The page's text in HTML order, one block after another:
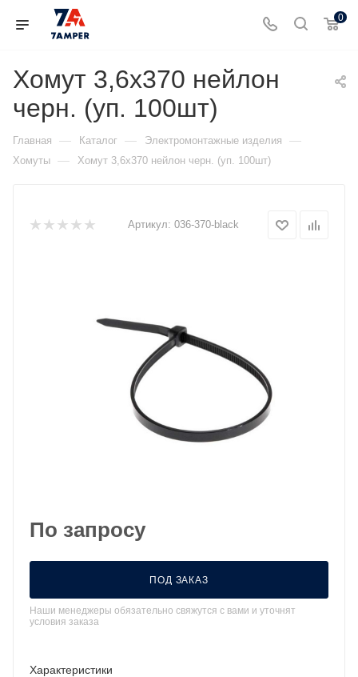
0
Хомут 3,6х370 нейлон
черн. (уп. 100шт)
Главная — Каталог — Электромонтажные изделия —
Хомуты — Хомут 3,6х370 нейлон черн. (уп. 100шт)
Артикул: 036-370-black
По запросу
ПОД ЗАКАЗ
Наши менеджеры обязательно свяжутся с вами и уточнят
условия заказа
Характеристики